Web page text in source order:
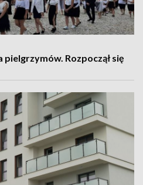
pielgrzymów. Rozpoczął się